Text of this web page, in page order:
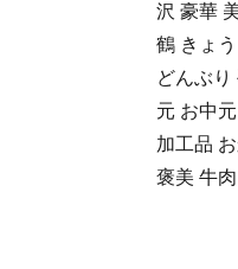
沢 豪華
鶴 きょ
どんぶ
元 お中
加工品
褒美 牛